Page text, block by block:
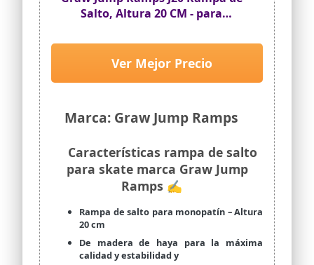
Salto, Altura 20 CM - para
Marca: Graw Jump Ramps
Ver Mejor Precio
Características rampa de salto
para skate marca Graw Jump
Ramps ✍
Rampa de salto para monopatín – Altura
20 cm
De madera de haya para la máxima
calidad y estabilidad y